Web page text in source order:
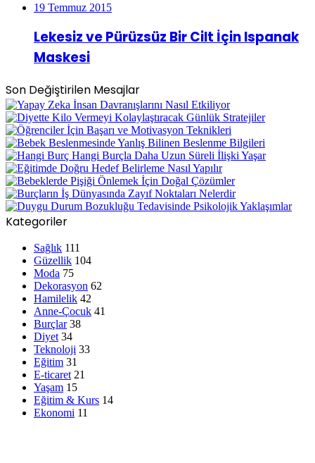
19 Temmuz 2015
Lekesiz ve Pürüzsüz Bir Cilt İçin Ispanak
Maskesi
Son Değiştirilen Mesajlar
Kategoriler
Sağlık 111
Güzellik 104
Moda 75
Dekorasyon 62
Hamilelik 42
Anne-Çocuk 41
Burçlar 38
Diyet 34
Teknoloji 33
Eğitim 31
E-ticaret 21
Yaşam 15
Eğitim & Kurs 14
Ekonomi 11